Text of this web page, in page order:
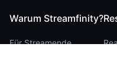
Warum Streamfinity?
Für Streamende